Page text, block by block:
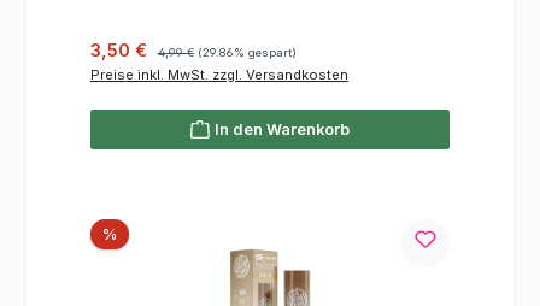
Verkaufspreis:
3,50 € 4,99 € (29.86% gespart)
Preise inkl. MwSt. zzgl. Versandkosten
In den Warenkorb
%Rabatt